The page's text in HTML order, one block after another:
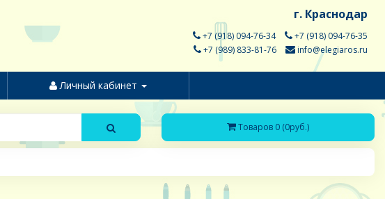
г. Краснодар
+7 (918) 094-76-34
+7 (918) 094-76-35
+7 (989) 833-81-76
info@elegiaros.ru
Личный кабинет
Товаров 0 (0руб.)